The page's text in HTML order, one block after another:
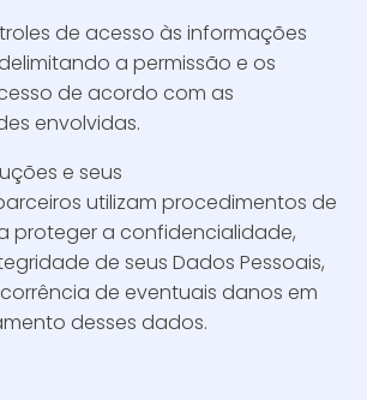
de acesso às informações
a permissão e os
de acordo com as
envolvidas.
e seus
utilizam procedimentos de
proteger a confidencialidade,
de seus Dados Pessoais,
de eventuais danos em
desses dados.